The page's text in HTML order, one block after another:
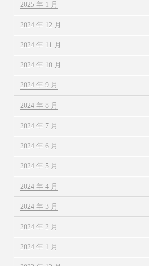
2025 年 1 月
2024 年 12 月
2024 年 11 月
2024 年 10 月
2024 年 9 月
2024 年 8 月
2024 年 7 月
2024 年 6 月
2024 年 5 月
2024 年 4 月
2024 年 3 月
2024 年 2 月
2024 年 1 月